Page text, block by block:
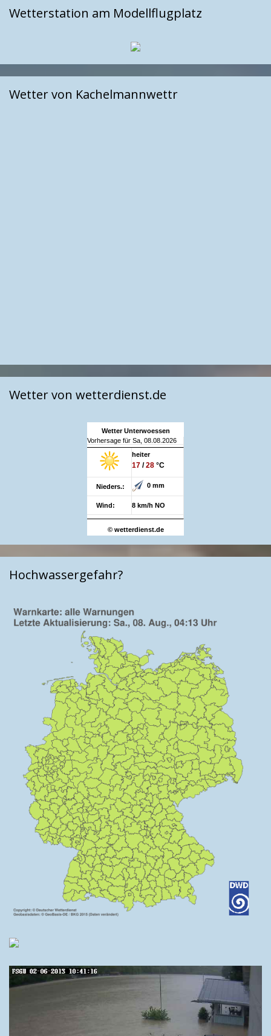
Wetterstation am Modellflugplatz
Wetter von Kachelmannwettr
Wetter von wetterdienst.de
Wetter Unterwoessen
Vorhersage für Sa, 08.08.2026
heiter
17 /28 °C
Nieders.: 0 mm
Wind: 8 km/h NO
© wetterdienst.de
Hochwassergefahr?